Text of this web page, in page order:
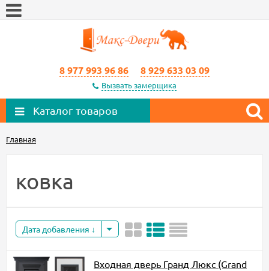
8 977 993 96 86 8 929 633 03 09
Вызвать замерщика
Каталог товаров
Главная
ковка
Дата добавления
Входная дверь Гранд Люкс (Grand